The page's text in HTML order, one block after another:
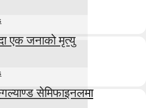
एक जनाको मृत्यु
सेमिफाइनलमा